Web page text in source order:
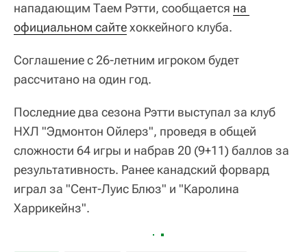
нападающим Таем Рэтти, сообщается на
официальном сайтехоккейного клуба.
Соглашение с 26-летним игроком будет
рассчитано на один год.
Последние два сезона Рэтти выступал за клуб
НХЛ "Эдмонтон Ойлерз", проведя в общей
сложности 64 игры и набрав 20 (9+11) баллов за
результативность. Ранее канадский форвард
играл за "Сент-Луис Блюз" и "Каролина
Харрикейнз".